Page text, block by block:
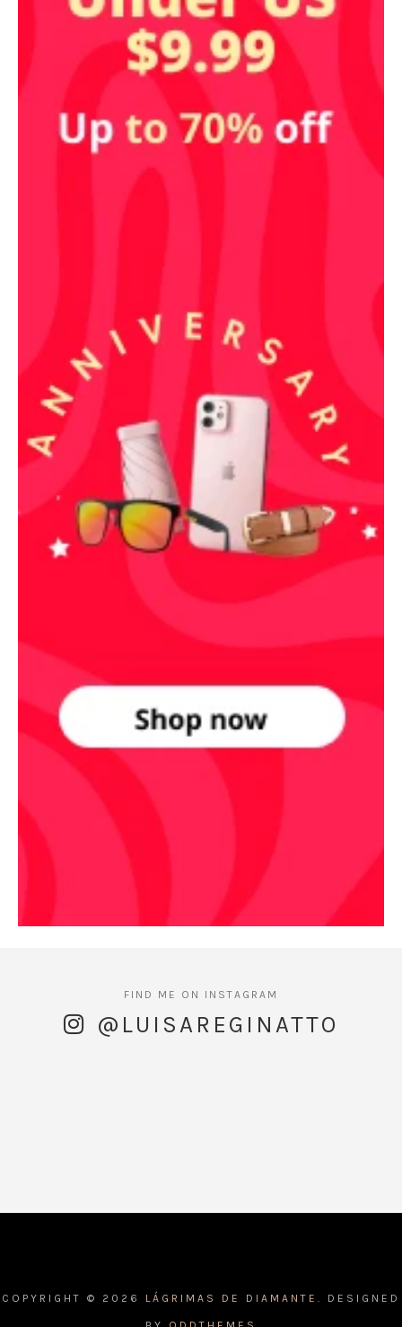
@LUISAREGINATTO
COPYRIGHT © 2026 LÁGRIMAS DE DIAMANTE. DESIGNED